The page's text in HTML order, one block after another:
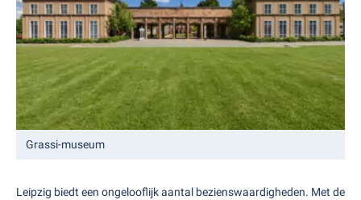
Grassi-museum
Leipzig biedt een ongelooflijk aantal bezienswaardigheden. Met de